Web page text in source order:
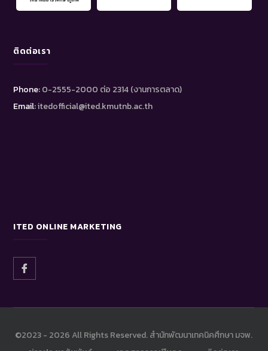
ติดต่อเรา
Phone:0-2555-2000 ต่อ 2314 (งานการตลาด)
Email:itedofficial@ited.kmutnb.ac.th
ITED ONLINE MARKETING
©2023 - 2026 All Rights Reserved. สำนักพัฒนาเทคนิคศึกษา มจพ.